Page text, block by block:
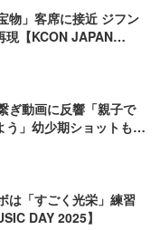
物」客席に接近 ジフン
現【KCON JAPAN
ぎ動画に反響「親子で
う」幼少期ショットも公
は「すごく光栄」練習
DAY 2025】